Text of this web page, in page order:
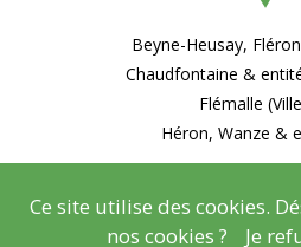
Beyne-Heusay,
Chaudfontaine &
Flémalle
Héron, Wanze &
Ce site utilise des cookies.
nos cookies ?
Je